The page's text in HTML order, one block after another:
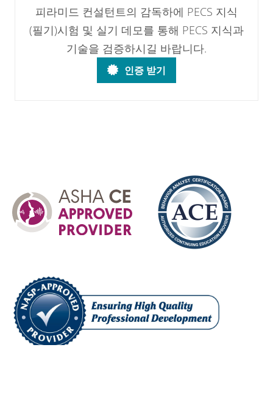
피라미드 컨설턴트의 감독하에 PECS 지식
(필기)시험 및 실기 데모를 통해 PECS 지식과
기술을 검증하시길 바랍니다.
인증 받기